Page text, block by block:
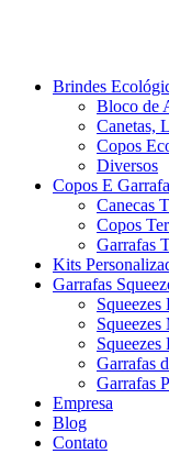
Brindes
Bloco de
Canetas,
Copos
Diversos
Copos E
Canecas
Copos
Garrafas
Kits
Garrafas
Squeezes
Garrafas
Garrafas
Empresa
Blog
Contato